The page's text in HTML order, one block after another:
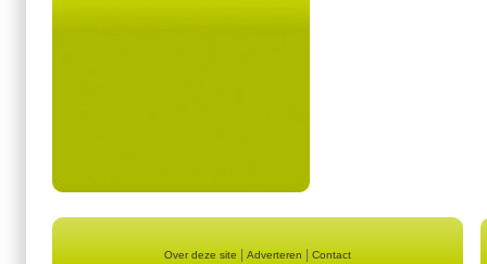
Over deze site Adverteren Contact